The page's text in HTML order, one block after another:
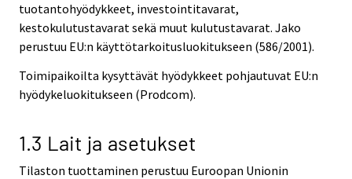
tuotantohyödykkeet, investointitavarat,
kestokulutustavarat sekä muut kulutustavarat. Jako
perustuu EU:n käyttötarkoitusluokitukseen (586/2001).
Toimipaikoilta kysyttävät hyödykkeet pohjautuvat EU:n
hyödykeluokitukseen (Prodcom).
1.3 Lait ja asetukset
Tilaston tuottaminen perustuu Euroopan Unionin